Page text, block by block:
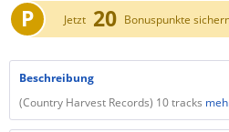
P Jetzt 20 Bonuspunkte
Beschreibung
(Country Harvest Records) 10 tracks